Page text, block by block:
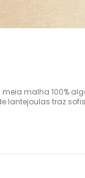
malha 100%
lantejoulas traz